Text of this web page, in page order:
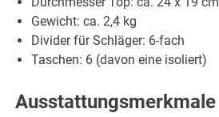
Gewicht: ca. 2,4 kg
Divider für Schläger: 6-fach
Taschen: 6 (davon eine isoliert)
Ausstattungsmerkmale